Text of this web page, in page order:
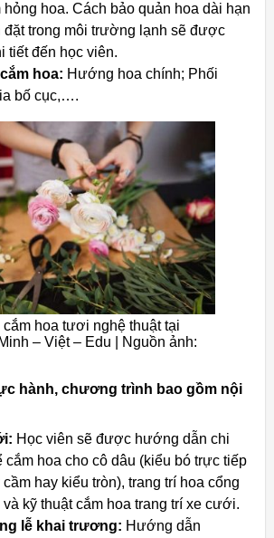
hỏng hoa. Cách bảo quản hoa dài hạn
đặt trong môi trường lạnh sẽ được
tiết đến học viên.
hoa: Hướng hoa chính; Phối
bố cục,….
hoa tươi nghệ thuật tại
– Việt – Edu | Nguồn ảnh:
hành, chương trình bao gồm nội
Học viên sẽ được hướng dẫn chi
cắm hoa cho cô dâu (kiểu bó trực tiếp
hay kiểu tròn), trang trí hoa cổng
kỹ thuật cắm hoa trang trí xe cưới.
lễ khai trương: Hướng dẫn